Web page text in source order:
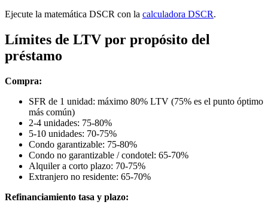
Ejecute la matemática DSCR con la calculadora DSCR.
Límites de LTV por propósito del
préstamo
Compra:
SFR de 1 unidad: máximo 80% LTV (75% es el punto óptimo
más común)
2-4 unidades: 75-80%
5-10 unidades: 70-75%
Condo garantizable: 75-80%
Condo no garantizable / condotel: 65-70%
Alquiler a corto plazo: 70-75%
Extranjero no residente: 65-70%
Refinanciamiento tasa y plazo: